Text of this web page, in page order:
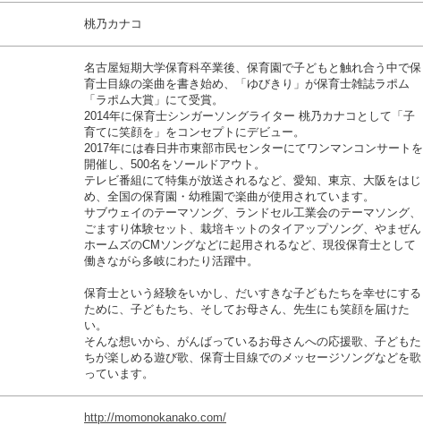
桃乃カナコ
名古屋短期大学保育科卒業後、保育園で子どもと触れ合う中で保
育士目線の楽曲を書き始め、「ゆびきり」が保育士雑誌ラポム
「ラポム大賞」にて受賞。
2014年に保育士シンガーソングライター 桃乃カナコとして「子
育てに笑顔を」をコンセプトにデビュー。
2017年には春日井市東部市民センターにてワンマンコンサートを
開催し、500名をソールドアウト。
テレビ番組にて特集が放送されるなど、愛知、東京、大阪をはじ
め、全国の保育園・幼稚園で楽曲が使用されています。
サブウェイのテーマソング、ランドセル工業会のテーマソング、
ごますり体験セット、栽培キットのタイアップソング、やまぜん
ホームズのCMソングなどに起用されるなど、現役保育士として
働きながら多岐にわたり活躍中。
保育士という経験をいかし、だいすきな子どもたちを幸せにする
ために、子どもたち、そしてお母さん、先生にも笑顔を届けた
い。
そんな想いから、がんばっているお母さんへの応援歌、子どもた
ちが楽しめる遊び歌、保育士目線でのメッセージソングなどを歌
っています。
http://momonokanako.com/